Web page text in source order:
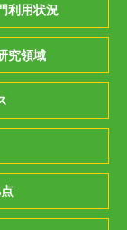
利用状況
究領域